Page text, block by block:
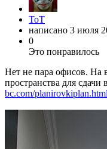
ToT
написано 3 июля
0
Это понравилось
Нет не пара офисов. На
пространства для сдачи
bc.com/planirovkiplan.html